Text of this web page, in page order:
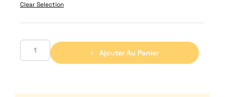
Clear Selection
Ajouter Au Panier